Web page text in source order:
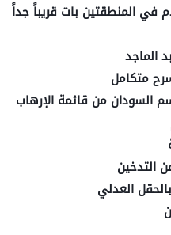
في المنطقتين بات قريباً جداً
الماجد
متكامل
السودان من قائمة الإرهاب
التدخين
العدلي